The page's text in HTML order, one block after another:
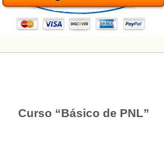
Curso “Básico de PNL”